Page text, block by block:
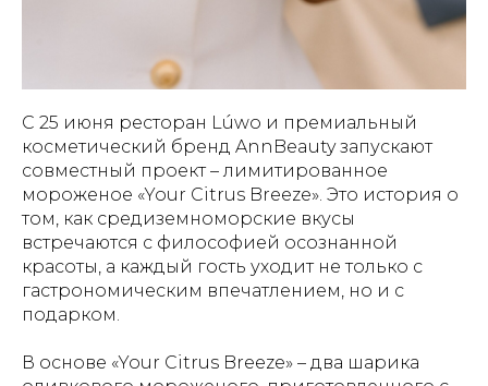
С 25 июня ресторан Lúwo и премиальный
косметический бренд AnnBeauty запускают
совместный проект – лимитированное
мороженое «Your Citrus Breeze». Это история о
том, как средиземноморские вкусы
встречаются с философией осознанной
красоты, а каждый гость уходит не только с
гастрономическим впечатлением, но и с
подарком.
В основе «Your Citrus Breeze» – два шарика